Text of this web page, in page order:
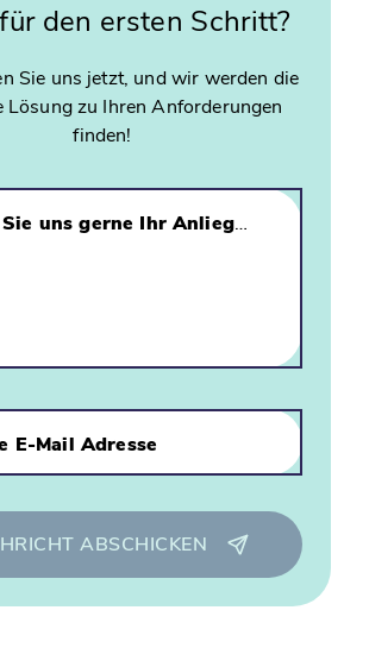
den ersten Schritt?
Sie uns jetzt, und wir werden die
Lösung zu Ihren Anforderungen
finden!
Nennen Sie uns gerne Ihr Anliegen, damit unsere Experten sich direkt mit Ihnen in Verbindung setzen können
E-Mail Adresse
ABSCHICKEN